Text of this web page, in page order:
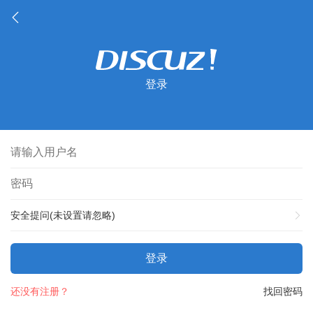
登录
安全提问(未设置请忽略)
登录
找回密码
还没有注册？